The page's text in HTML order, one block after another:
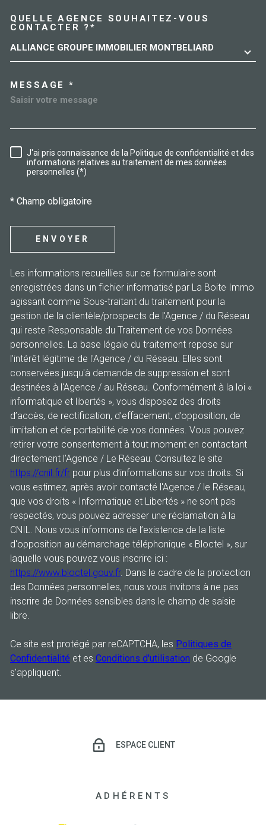
QUELLE AGENCE SOUHAITEZ-VOUS
CONTACTER ?*
ALLIANCE GROUPE IMMOBILIER MONTBELIARD
MESSAGE *
RÈGLEMENTATION
J'ai pris connaissance de la Politique de confidentialité et des
informations relatives au traitement de mes données
personnelles (*)
* Champ obligatoire
ENVOYER
Les informations recueillies sur ce formulaire sont
enregistrées dans un fichier informatisé par La Boite Immo
agissant comme Sous-traitant du traitement pour la
gestion de la clientèle/prospects de l'Agence / du Réseau
qui reste Responsable du Traitement de vos Données
personnelles. La base légale du traitement repose sur
l'intérêt légitime de l'Agence / du Réseau. Elles sont
conservées jusqu'à demande de suppression et sont
destinées à l'Agence / au Réseau. Conformément à la loi «
informatique et libertés », vous disposez des droits
d’accès, de rectification, d’effacement, d’opposition, de
limitation et de portabilité de vos données. Vous pouvez
retirer votre consentement à tout moment en contactant
directement l’Agence / Le Réseau. Consultez le site
https://cnil.fr/fr pour plus d’informations sur vos droits. Si
vous estimez, après avoir contacté l'Agence / le Réseau,
que vos droits « Informatique et Libertés » ne sont pas
respectés, vous pouvez adresser une réclamation à la
CNIL. Nous vous informons de l’existence de la liste
d'opposition au démarchage téléphonique « Bloctel », sur
laquelle vous pouvez vous inscrire ici :
https://www.bloctel.gouv.fr. Dans le cadre de la protection
des Données personnelles, nous vous invitons à ne pas
inscrire de Données sensibles dans le champ de saisie
libre.
Ce site est protégé par reCAPTCHA, les Politiques de
Confidentialité et es Conditions d'utilisation de Google
s'appliquent.
ESPACE CLIENT
ADHÉRENTS